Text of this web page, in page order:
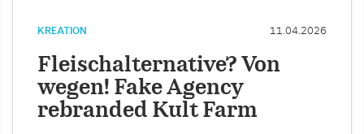
KREATION 11.04.2026
Fleischalternative? Von
wegen! Fake Agency
rebranded Kult Farm